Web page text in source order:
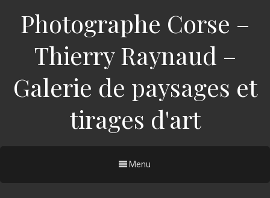
Photographe Corse –
Thierry Raynaud –
Galerie de paysages et
tirages d'art
Menu